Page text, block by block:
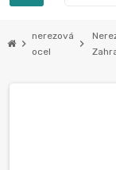
chevron_right
nerezová
ocel
chevron_right